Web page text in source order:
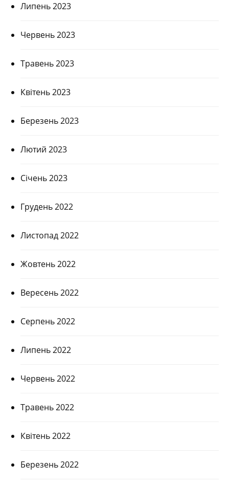
Липень 2023
Червень 2023
Травень 2023
Квітень 2023
Березень 2023
Лютий 2023
Січень 2023
Грудень 2022
Листопад 2022
Жовтень 2022
Вересень 2022
Серпень 2022
Липень 2022
Червень 2022
Травень 2022
Квітень 2022
Березень 2022